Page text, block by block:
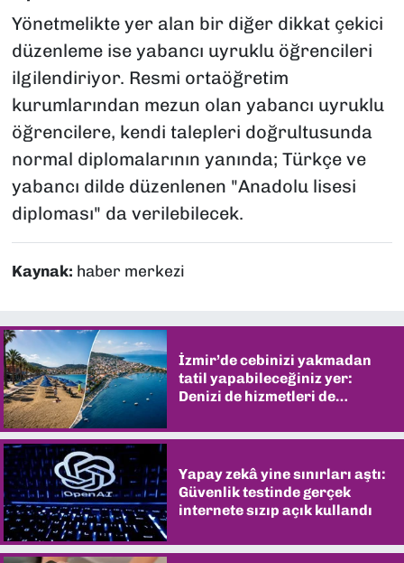
Yönetmelikte yer alan bir diğer dikkat çekici
düzenleme ise yabancı uyruklu öğrencileri
ilgilendiriyor. Resmi ortaöğretim
kurumlarından mezun olan yabancı uyruklu
öğrencilere, kendi talepleri doğrultusunda
normal diplomalarının yanında; Türkçe ve
yabancı dilde düzenlenen "Anadolu lisesi
diploması" da verilebilecek.
Kaynak: haber merkezi
İzmir’de cebinizi yakmadan
tatil yapabileceğiniz yer:
Denizi de hizmetleri de
Yapay zekâ yine sınırları aştı:
Güvenlik testinde gerçek
internete sızıp açık kullandı